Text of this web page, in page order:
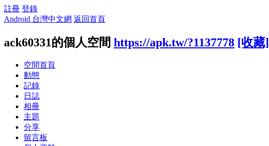
註冊 登錄
Android 台灣中文網 返回首頁
ack60331的個人空間 https://apk.tw/?1137778 [收藏]
空間首頁
動態
記錄
日誌
相冊
主題
分享
留言板